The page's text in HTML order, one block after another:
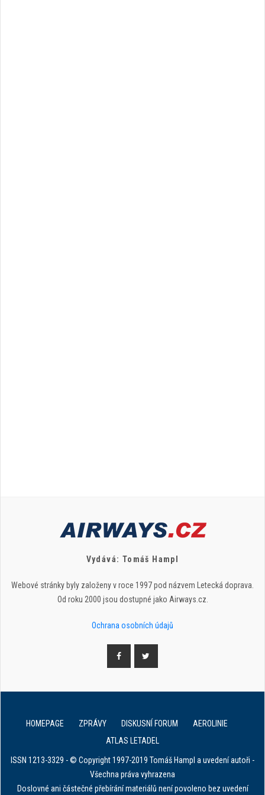
Vydává: Tomáš Hampl
Webové stránky byly založeny v roce 1997 pod názvem Letecká doprava.
Od roku 2000 jsou dostupné jako Airways.cz.
Ochrana osobních údajů
HOMEPAGE ZPRÁVY DISKUSNÍ FORUM
AEROLINIE
ATLAS LETADEL
ISSN 1213-3329 - © Copyright 1997-2019 Tomáš Hampl a uvedení autoři -
Všechna práva vyhrazena
Doslovné ani částečné přebírání materiálů není povoleno bez uvedení